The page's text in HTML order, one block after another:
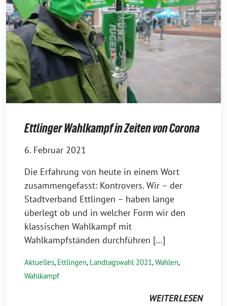
Ettlinger Wahlkampf in Zeiten von Corona
6. Februar 2021
Die Erfahrung von heute in einem Wort
zusammengefasst: Kontrovers. Wir – der
Stadtverband Ettlingen – haben lange
überlegt ob und in welcher Form wir den
klassischen Wahlkampf mit
Wahlkampfständen durchführen […]
Aktuelles, Ettlingen, Landtagswahl 2021,Wahlen,
Wahlkampf
WEITERLESEN